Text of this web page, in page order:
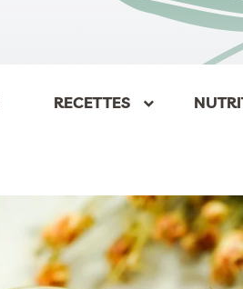
RECETTES keyboard_arrow_down